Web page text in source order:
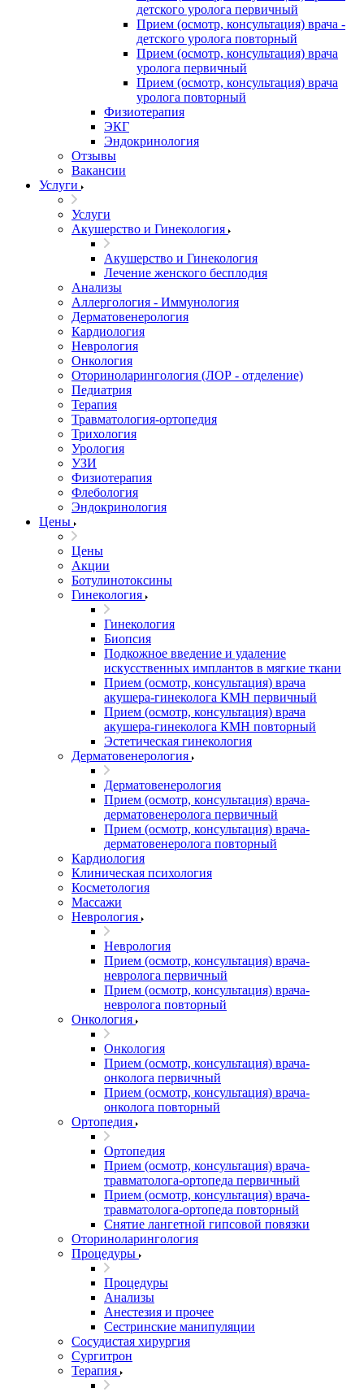
детского уролога первичный
Прием (осмотр, консультация) врача -
детского уролога повторный
Прием (осмотр, консультация) врача
уролога первичный
Прием (осмотр, консультация) врача
уролога повторный
Физиотерапия
ЭКГ
Эндокринология
Отзывы
Вакансии
Услуги
Услуги
Акушерство и Гинекология
Акушерство и Гинекология
Лечение женского бесплодия
Анализы
Аллергология - Иммунология
Дерматовенерология
Кардиология
Неврология
Онкология
Оториноларингология (ЛОР - отделение)
Педиатрия
Терапия
Травматология-ортопедия
Трихология
Урология
УЗИ
Физиотерапия
Флебология
Эндокринология
Цены
Цены
Акции
Ботулинотоксины
Гинекология
Гинекология
Биопсия
Подкожное введение и удаление
искусственных имплантов в мягкие ткани
Прием (осмотр, консультация) врача
акушера-гинеколога КМН первичный
Прием (осмотр, консультация) врача
акушера-гинеколога КМН повторный
Эстетическая гинекология
Дерматовенерология
Дерматовенерология
Прием (осмотр, консультация) врача-
дерматовенеролога первичный
Прием (осмотр, консультация) врача-
дерматовенеролога повторный
Кардиология
Клиническая психология
Косметология
Массажи
Неврология
Неврология
Прием (осмотр, консультация) врача-
невролога первичный
Прием (осмотр, консультация) врача-
невролога повторный
Онкология
Онкология
Прием (осмотр, консультация) врача-
онколога первичный
Прием (осмотр, консультация) врача-
онколога повторный
Ортопедия
Ортопедия
Прием (осмотр, консультация) врача-
травматолога-ортопеда первичный
Прием (осмотр, консультация) врача-
травматолога-ортопеда повторный
Снятие лангетной гипсовой повязки
Оториноларингология
Процедуры
Процедуры
Анализы
Анестезия и прочее
Сестринские манипуляции
Сосудистая хирургия
Сургитрон
Терапия